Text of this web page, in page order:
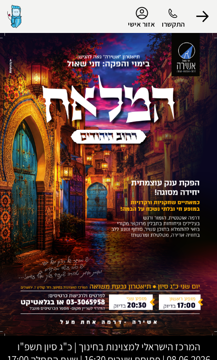
התקשרו אזור אישי
הפרופיל שלי
התנתק
המרכז הישראלי למצוינות בחינוך | כ"ג סיון תשפ"ו